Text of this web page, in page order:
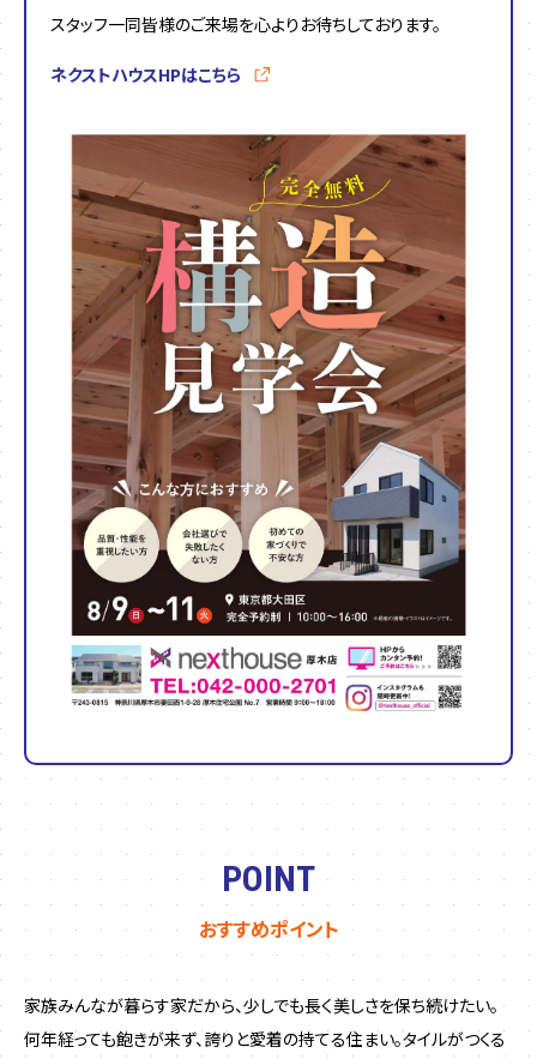
スタッフ一同皆様のご来場を心よりお待ちしております。
ネクストハウスHPはこちら
POINT
おすすめポイント
家族みんなが暮らす家だから、少しでも長く美しさを保ち続けたい。
何年経っても飽きが来ず、誇りと愛着の持てる住まい。タイルがつくる